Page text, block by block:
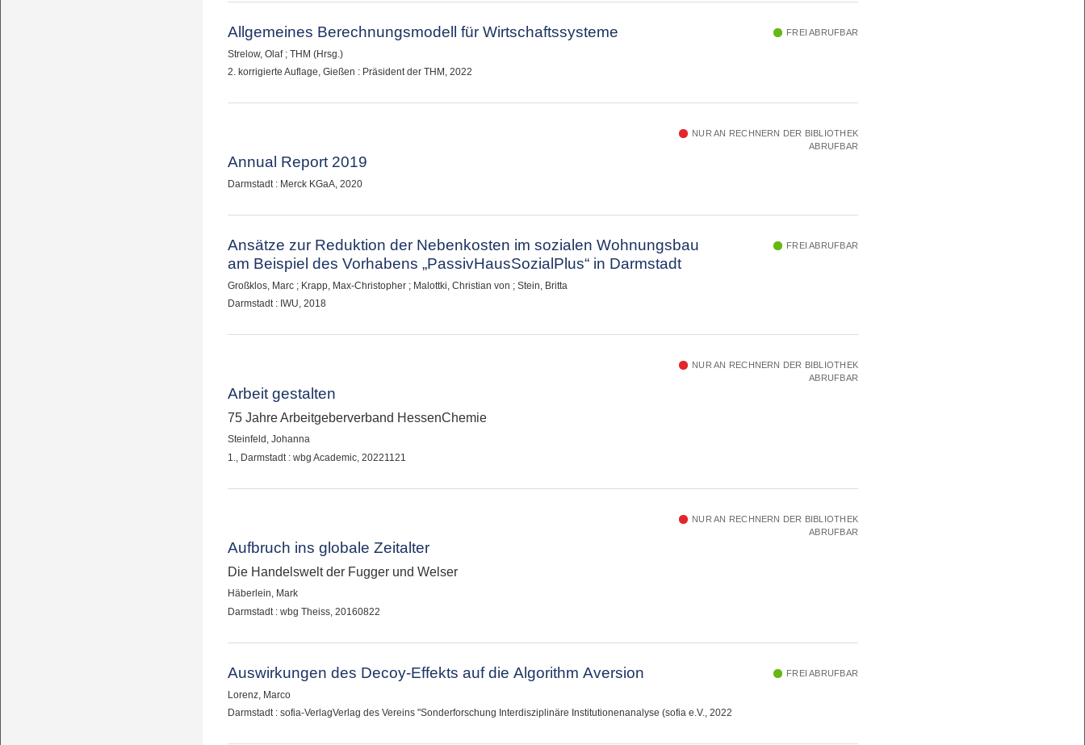
FREI ABRUFBAR
Allgemeines Berechnungsmodell für Wirtschaftssysteme
Strelow, Olaf; THM (Hrsg.)
2. korrigierte Auflage, Gießen : Präsident der THM, 2022
NUR AN RECHNERN DER BIBLIOTHEK
ABRUFBAR
Annual Report 2019
Darmstadt : Merck KGaA, 2020
FREI ABRUFBAR
Ansätze zur Reduktion der Nebenkosten im sozialen Wohnungsbau
am Beispiel des Vorhabens „PassivHausSozialPlus“ in Darmstadt
Großklos, Marc ; Krapp, Max-Christopher ; Malottki, Christian von ; Stein, Britta
Darmstadt : IWU, 2018
NUR AN RECHNERN DER BIBLIOTHEK
ABRUFBAR
Arbeit gestalten
75 Jahre Arbeitgeberverband HessenChemie
Steinfeld, Johanna
1., Darmstadt : wbg Academic, 20221121
NUR AN RECHNERN DER BIBLIOTHEK
ABRUFBAR
Aufbruch ins globale Zeitalter
Die Handelswelt der Fugger und Welser
Häberlein, Mark
Darmstadt : wbg Theiss, 20160822
FREI ABRUFBAR
Auswirkungen des Decoy-Effekts auf die Algorithm Aversion
Lorenz, Marco
Darmstadt : sofia-VerlagVerlag des Vereins "Sonderforschung Interdisziplinäre Institutionenanalyse (sofia e.V., 2022